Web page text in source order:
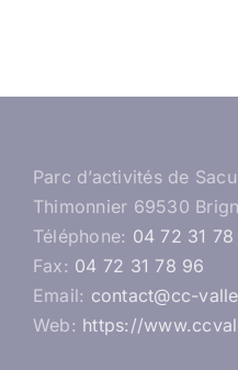
Parc d’activités de
Thimonnier 69530
Téléphone: 04 72 31 78
Fax: 04 72 31 78 96
Email: contact@cc-
Web: https://